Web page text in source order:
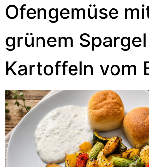
Ofengemüse
grünem
Kartoffeln vom